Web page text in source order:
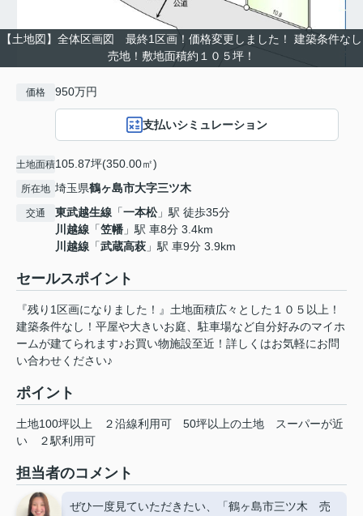
【土地図】全体区画図 最終1区画！価格変更しました！ 建築条件なし
売地！敷地面積約１０５坪！
価格 950万円
支払いシミュレーション
土地面積105.87坪(350.00㎡)
所在地 埼玉県鶴ヶ島市大字三ツ木
交通 東武越生線 「一本松」駅 徒歩35分
川越線 「笠幡 」駅 車8分 3.4km
川越線 「武蔵高萩 」駅 車9分 3.9km
セールスポイント
『残り1区画になりました！』土地面積広々とした１０５以上！
建築条件なし！平屋や大きいお庭、駐車場など自分好みのマイホ
ームが建てられます♪お買い物施設至近！詳しくはお気軽にお問
い合わせください♪
ポイント
土地100坪以上 ２沿線利用可 50坪以上の土地
スーパーが近
い
２駅利用可
担当者のコメント
ぜひ一度見ていただきたい、「鶴ヶ島市三ツ木 売